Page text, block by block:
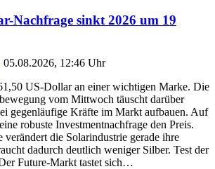
Nachfrage sinkt 2026 um 19
05.08.2026, 12:46 Uhr
US-Dollar an einer wichtigen Marke. Die
vom Mittwoch täuscht darüber
gegenläufige Kräfte im Markt aufbauen. Auf
robuste Investmentnachfrage den Preis.
verändert die Solarindustrie gerade ihre
dadurch deutlich weniger Silber. Test der
Future-Markt tastet sich…